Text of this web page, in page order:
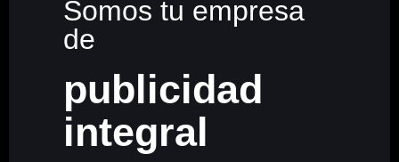
Somos tu empresa
de
publicidad
integral